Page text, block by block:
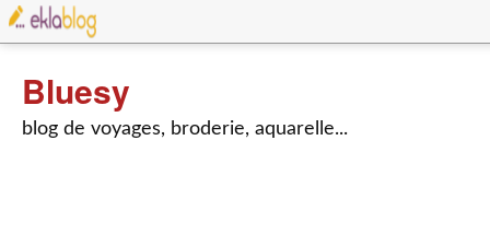
Bluesy
blog de voyages, broderie, aquarelle...